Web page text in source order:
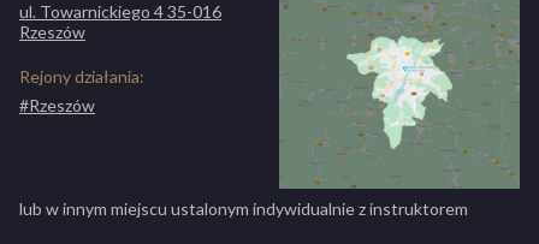
ul. Towarnickiego 4 35-016
Rzeszów
Rejony działania:
#Rzeszów
lub w innym miejscu ustalonym indywidualnie z instruktorem